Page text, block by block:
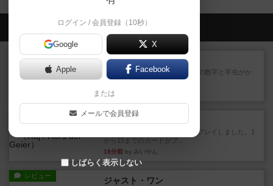
会員の新しい投稿
レビュー ヘックメック
サイコロゲームです1から5までの数字と芋虫がか
かれたダイス。これを振っ...
10分前
超有名なゲームですが、初めてプレイしました。1
から15までのカードがプ...
18分前 by みいやん
レビュー ジャスト・ワン
ログイン / 会員登録（10秒）
Google X
Apple Facebook
または
メールで会員登録
しばらく表示しない